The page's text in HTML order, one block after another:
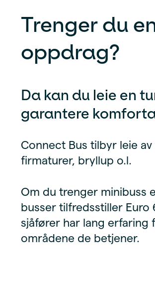
Trenger du
oppdrag?
Da kan du leie en
garantere
Connect Bus tilbyr leie
firmaturer, bryllup o.l.
Om du trenger minibuss
busser tilfredsstiller Euro
sjåfører har lang erfaring
områdene de betjener.